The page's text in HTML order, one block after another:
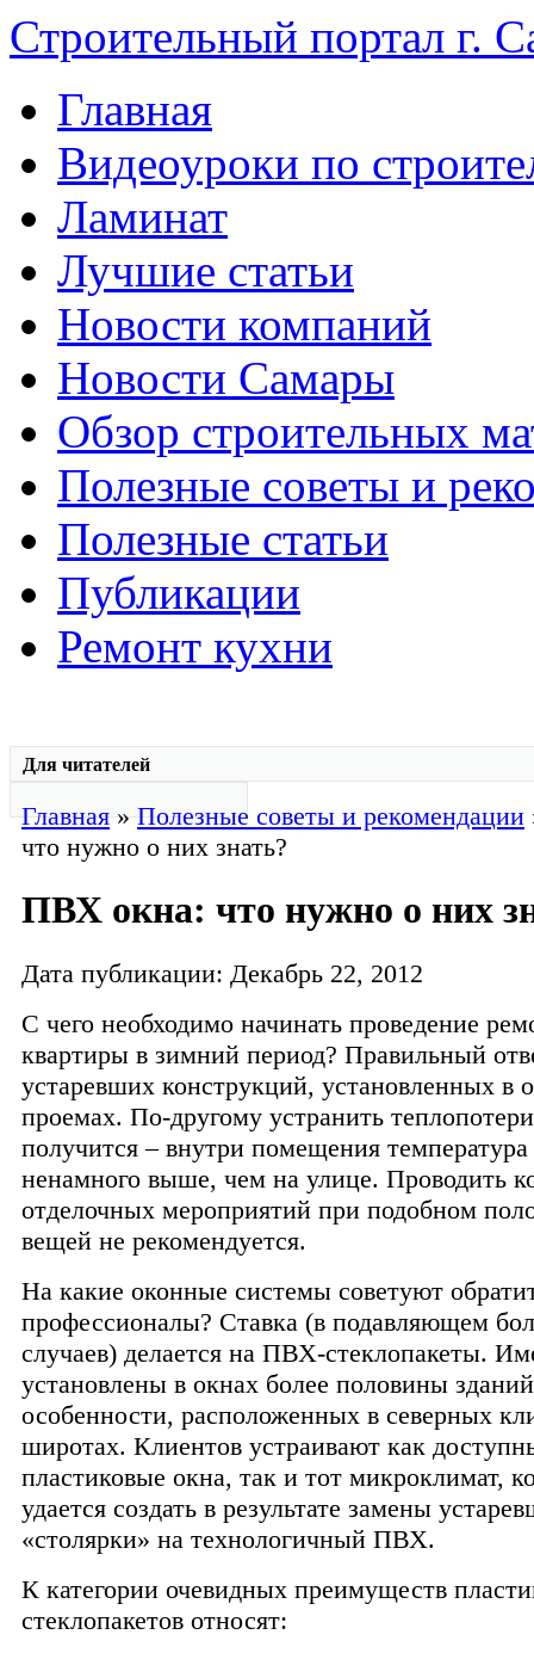
Строительный портал г.
Главная
Видеоуроки по
Ламинат
Лучшие статьи
Новости компаний
Новости Самары
Обзор строительных
Полезные советы и
Полезные статьи
Публикации
Ремонт кухни
Для читателей
Главная»Полезные советы и рекомендации
что нужно о них знать?
ПВХ окна: что нужно о них
Дата публикации: Декабрь 22, 2012
С чего необходимо начинать проведение
квартиры в зимний период? Правильный
устаревших конструкций, установленных в
проемах. По-другому устранить
получится – внутри помещения
ненамного выше, чем на улице. Проводить
отделочных мероприятий при подобном
вещей не рекомендуется.
На какие оконные системы советуют
профессионалы? Ставка (в подавляющем
случаев) делается на ПВХ-стеклопакеты.
установлены в окнах более половины
особенности, расположенных в северных
широтах. Клиентов устраивают как
пластиковые окна, так и тот микроклимат,
удается создать в результате замены
«столярки» на технологичный ПВХ.
К категории очевидных преимуществ
стеклопакетов относят: